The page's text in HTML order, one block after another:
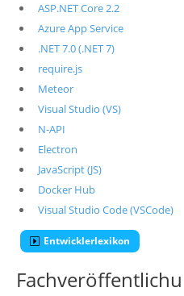
ASP.NET Core 2.2
Azure App Service
.NET 7.0 (.NET 7)
require.js
Meteor
Visual Studio (VS)
N-API
Electron
JavaScript (JS)
Docker Hub
Visual Studio Code (VSCode)
Entwicklerlexikon